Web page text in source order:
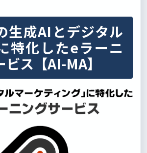
生成AIとデジタル
特化したeラーニ
ス【AI-MA】